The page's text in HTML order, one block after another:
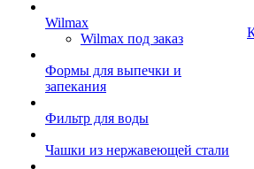
Wilmax
Wilmax под заказ
Формы для выпечки и
запекания
Фильтр для воды
Чашки из нержавеющей стали